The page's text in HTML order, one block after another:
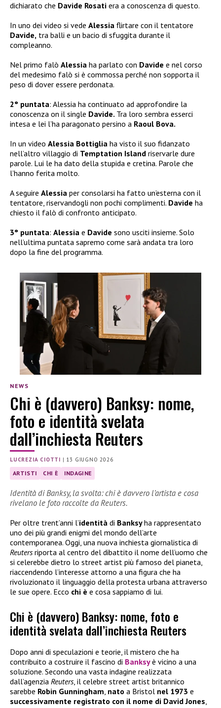
dichiarato che Davide Rosati era a conoscenza di questo.
In uno dei video si vede Alessia flirtare con il tentatore
Davide, tra balli e un bacio di sfuggita durante il
compleanno.
Nel primo falò Alessia ha parlato con Davide e nel corso
del medesimo falò si è commossa perché non sopporta il
peso di dover essere perdonata.
2° puntata: Alessia ha continuato ad approfondire la
conoscenza on il single Davide. Tra loro sembra esserci
intesa e lei l’ha paragonato persino a Raoul Bova.
In un video Alessia Bottiglia ha visto il suo fidanzato
nell’altro villaggio di Temptation Island riservarle dure
parole. Lui le ha dato della stupida e cretina. Parole che
l’hanno ferita molto.
A seguire Alessia per consolarsi ha fatto un’esterna con il
tentatore, riservandogli non pochi complimenti. Davide ha
chiesto il falò di confronto anticipato.
3° puntata: Alessia e Davide sono usciti insieme. Solo
nell’ultima puntata sapremo come sarà andata tra loro
dopo la fine del programma.
NEWS
Chi è (davvero) Banksy: nome,
foto e identità svelata
dall’inchiesta Reuters
LUCREZIA CIOTTI | 13 GIUGNO 2026
ARTISTI CHI È INDAGINE
Identità di Banksy, la svolta: chi è davvero l’artista e cosa
rivelano le foto raccolte da Reuters.
Per oltre trent’anni l’identità di Banksyha rappresentato
uno dei più grandi enigmi del mondo dell’arte
contemporanea. Oggi, una nuova inchiesta giornalistica di
Reutersriporta al centro del dibattito il nome dell’uomo che
si celerebbe dietro lo street artist più famoso del pianeta,
riaccendendo l’interesse attorno a una figura che ha
rivoluzionato il linguaggio della protesta urbana attraverso
le sue opere. Ecco chi è e cosa sappiamo di lui.
Chi è (davvero) Banksy: nome, foto e
identità svelata dall’inchiesta Reuters
Dopo anni di speculazioni e teorie, il mistero che ha
contribuito a costruire il fascino di Banksyè vicino a una
soluzione. Secondo una vasta indagine realizzata
dall’agenzia Reuters, il celebre street artist britannico
sarebbe Robin Gunningham, nato a Bristol nel 1973 e
successivamente registrato con il nome di David Jones,